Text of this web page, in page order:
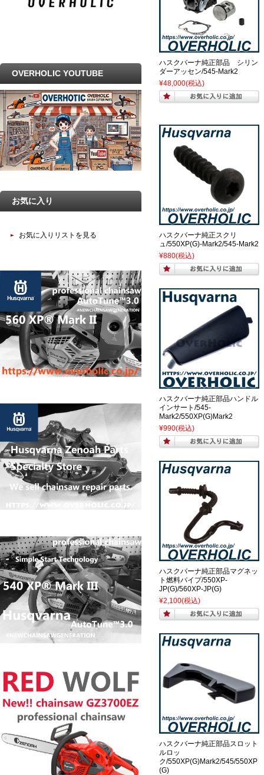
ハスクバーナ純正部品 シリン
ダーアッセン/545-Mark2
¥48,000(税込)
ハスクバーナ純正スクリ
ュ/550XP(G)-Mark2/545-Mark2
¥880(税込)
ハスクバーナ純正部品ハンドル
インサート/545-
Mark2/550XP(G)Mark2
¥990(税込)
ハスクバーナ純正部品マグネッ
ト燃料パイプ/550XP-
JP(G)/560XP-JP(G)
¥2,100(税込)
ハスクバーナ純正部品スロット
ルロッ
ク/550XP(G)Mark2/545/550XP
(G)
OVERHOLIC YOUTUBE
お気に入り
お気に入りリストを見る